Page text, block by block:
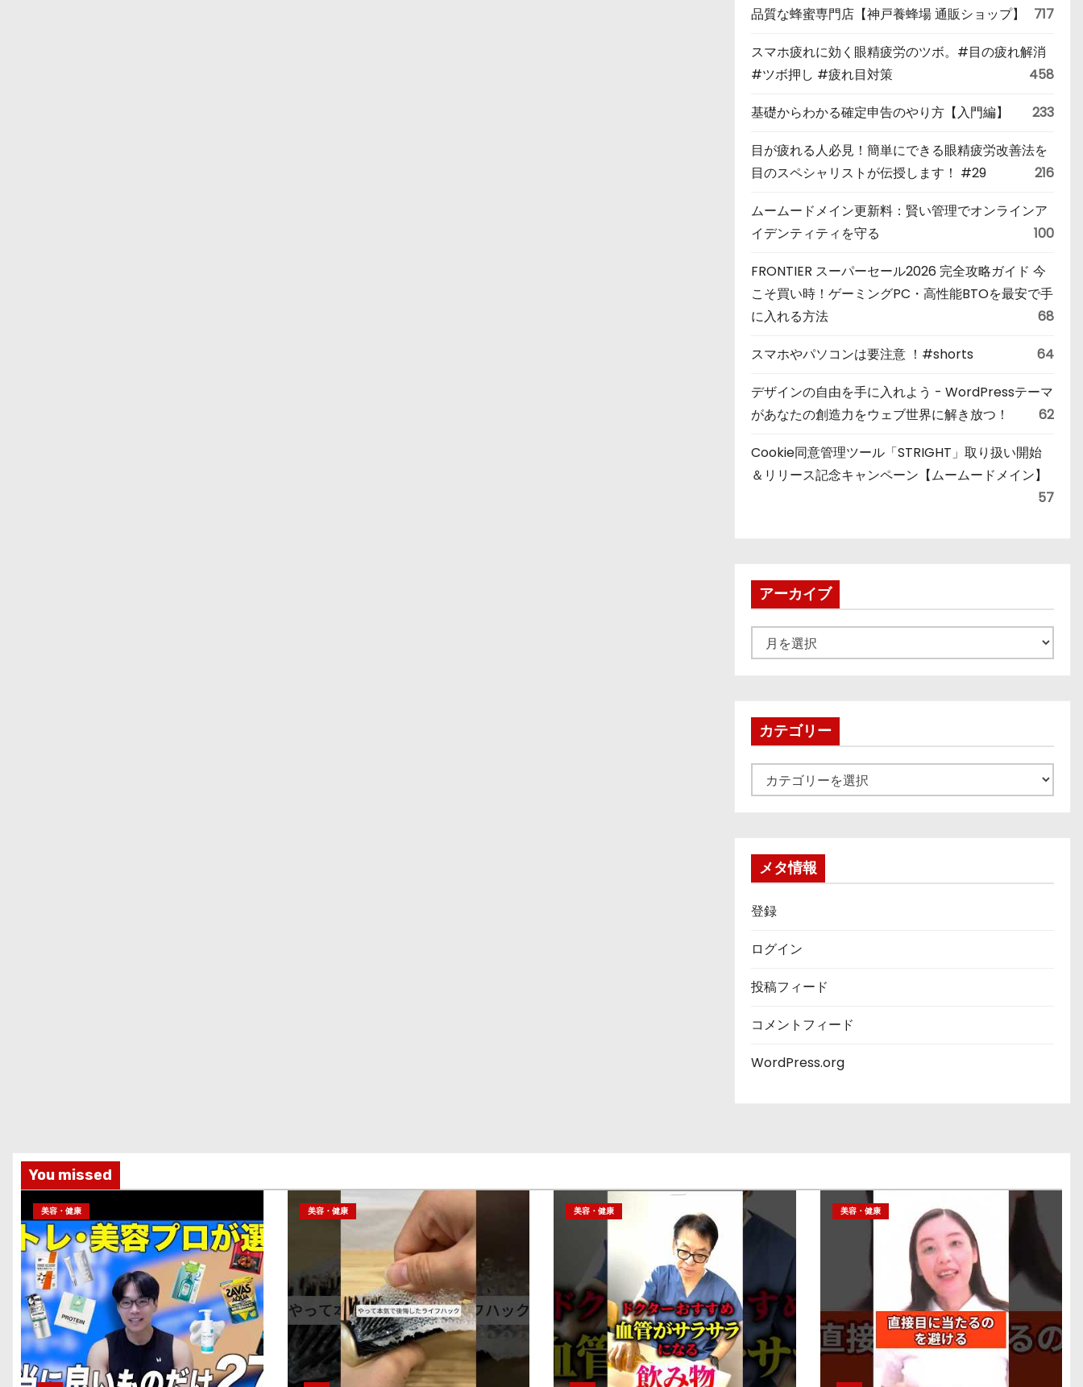
品質な蜂蜜専門店【神戸養蜂場 通販ショップ】
717
スマホ疲れに効く眼精疲労のツボ。#目の疲れ解消
#ツボ押し #疲れ目対策
458
基礎からわかる確定申告のやり方【入門編】 233
目が疲れる人必見！簡単にできる眼精疲労改善法を
目のスペシャリストが伝授します！ #29
216
ムームードメイン更新料：賢い管理でオンラインア
イデンティティを守る
100
FRONTIER スーパーセール2026 完全攻略ガイド 今
こそ買い時！ゲーミングPC・高性能BTOを最安で手
に入れる方法
68
スマホやパソコンは要注意 ！#shorts 64
デザインの自由を手に入れよう - WordPressテーマ
があなたの創造力をウェブ世界に解き放つ！
62
Cookie同意管理ツール「STRIGHT」取り扱い開始
＆リリース記念キャンペーン【ムームードメイン】
57
アーカイブ
ー
ブカテゴリー
テ
メタ情報
登録
ログイン
投稿フィード
コメントフィード
WordPress.org
You missed
美容・健康 美容・健康 美容・健康 美容・健康